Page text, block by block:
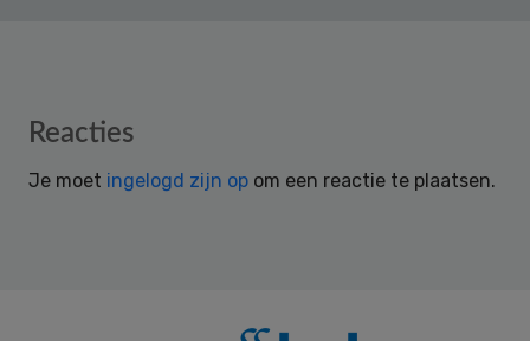
Reader
Reacties
Je moet ingelogd zijn op om een reactie te plaatsen.